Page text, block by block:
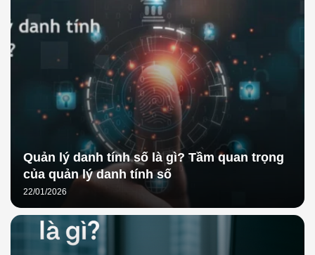
Quản lý danh tính số là gì? Tầm quan trọng
của quản lý danh tính số
22/01/2026